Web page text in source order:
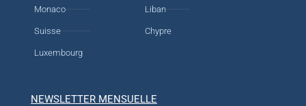
Monaco
Suisse
Luxembourg
Liban
Chypre
NEWSLETTER MENSUELLE